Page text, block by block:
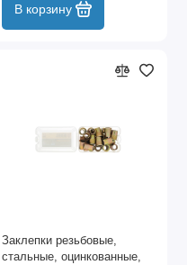
В корзину
Заклепки резьбовые,
стальные, оцинкованные,